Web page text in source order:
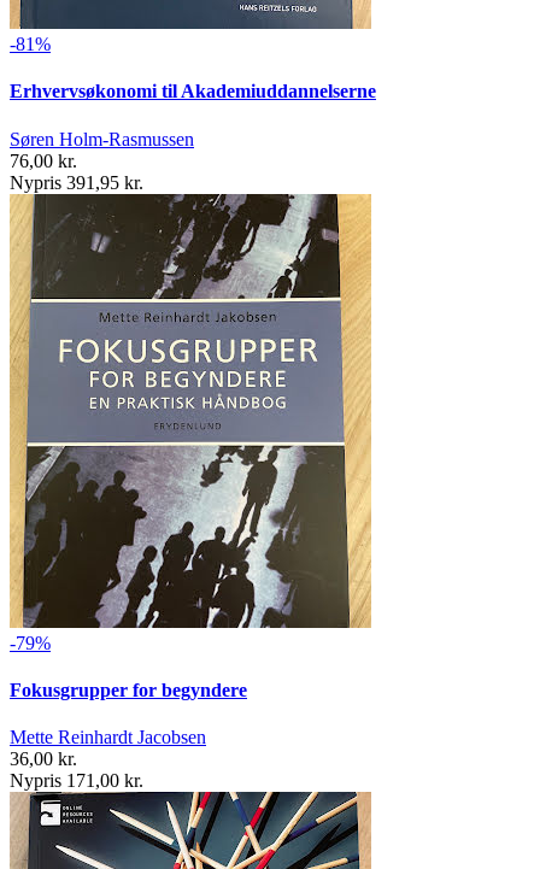
-81%
Erhvervsøkonomi til Akademiuddannelserne
Søren Holm-Rasmussen
76,00 kr.
Nypris 391,95 kr.
-79%
Fokusgrupper for begyndere
Mette Reinhardt Jacobsen
36,00 kr.
Nypris 171,00 kr.